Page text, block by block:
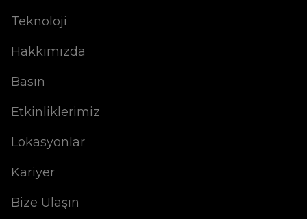
Teknoloji
Hakkımızda
Basın
Etkinliklerimiz
Lokasyonlar
Kariyer
Bize Ulaşın